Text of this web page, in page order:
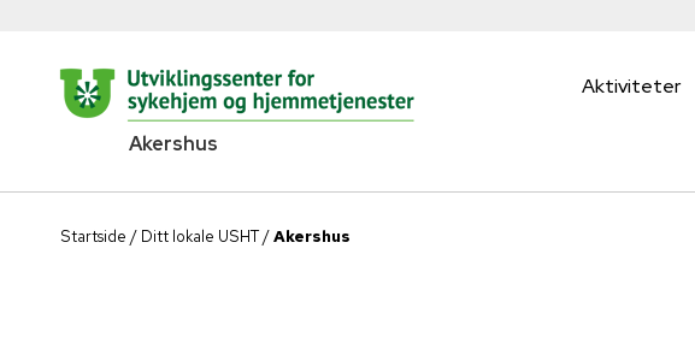
Akershus
Aktiviteter
Startside / Ditt lokale USHT/Akershus